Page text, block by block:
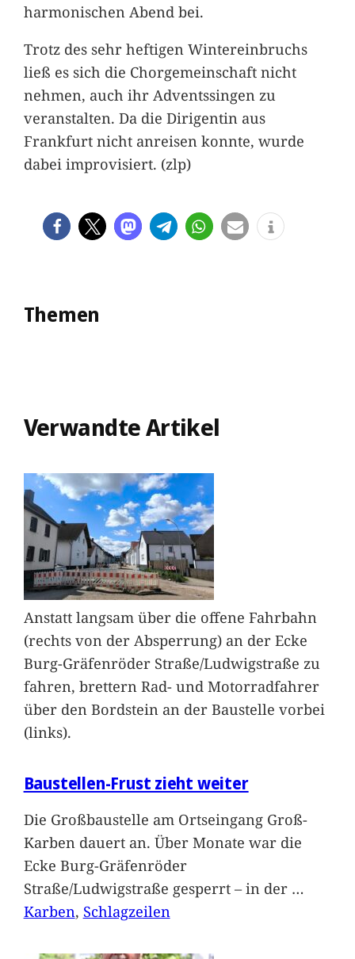
harmonischen Abend bei.
Trotz des sehr heftigen Wintereinbruchs
ließ es sich die Chorgemeinschaft nicht
nehmen, auch ihr Adventssingen zu
veranstalten. Da die Dirigentin aus
Frankfurt nicht anreisen konnte, wurde
dabei improvisiert. (zlp)
Themen
Verwandte Artikel
Anstatt langsam über die offene Fahrbahn
(rechts von der Absperrung) an der Ecke
Burg-Gräfenröder Straße/Ludwigstraße zu
fahren, brettern Rad- und Motorradfahrer
über den Bordstein an der Baustelle vorbei
(links).
Baustellen-Frust zieht weiter
Die Großbaustelle am Ortseingang Groß-
Karben dauert an. Über Monate war die
Ecke Burg-Gräfenröder
Straße/Ludwigstraße gesperrt – in der …
Karben, Schlagzeilen